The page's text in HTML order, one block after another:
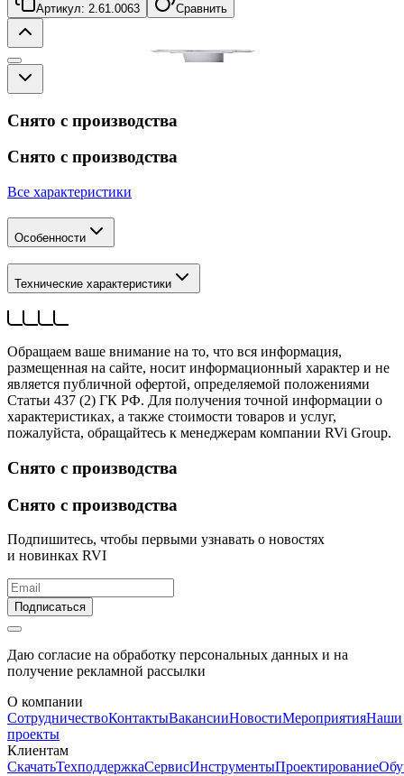
Артикул: 2.61.0063 Сравнить
Снято с производства
Снято с производства
Все характеристики
Особенности
Технические характеристики
Обращаем ваше внимание на то, что вся информация,
размещенная на сайте, носит информационный характер и не
является публичной офертой, определяемой положениями
Статьи 437 (2) ГК РФ. Для получения точной информации о
характеристиках, а также стоимости товаров и услуг,
пожалуйста, обращайтесь к менеджерам компании RVi Group.
Снято с производства
Снято с производства
Подпишитесь, чтобы первыми узнавать о новостях
и новинках RVI
Подписаться
Даю согласие на обработку персональных данных и на
получение рекламной рассылки
О компании
СотрудничествоКонтактыВакансииНовостиМероприятияНаши
проекты
Клиентам
СкачатьТехподдержкаСервисИнструментыПроектирование